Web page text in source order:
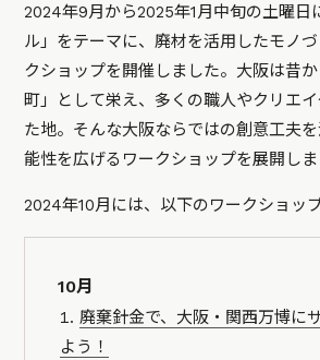
2024年9月から2025年1月中旬の土曜日
ル」をテーマに、廃材を活用したモノ
クショップを開催しました。大阪は昔
町」として栄え、多くの職人やクリエ
た地。そんな大阪ならではの創意工夫
能性を広げるワークショップを展開しま
2024年10月には、以下のワークショッ
10月
廃棄針金で、大阪・関西万博に
よう！